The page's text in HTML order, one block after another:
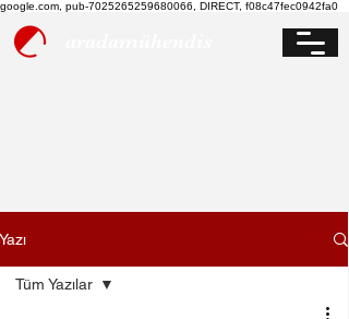
google.com, pub-7025265259680066, DIRECT, f08c47fec0942fa0
Yazı
Tüm Yazılar